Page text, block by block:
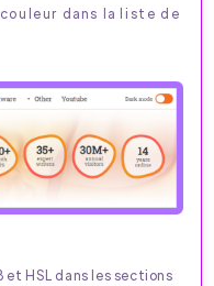
dans la liste de
et HSL dans les sections